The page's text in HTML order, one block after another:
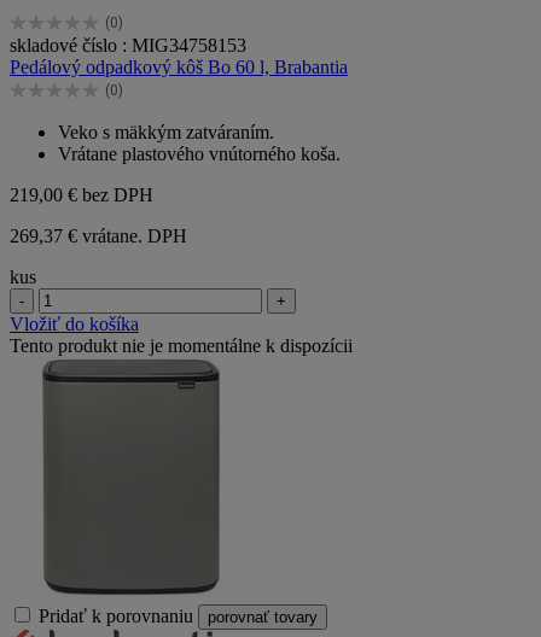
(0)
0.0
z
5
hviezdičiek.
skladové číslo : MIG34758153
Pedálový odpadkový kôš Bo 60 l, Brabantia
(0)
0.0
hviezdičiek.
Veko s mäkkým zatváraním.
Vrátane plastového vnútorného koša.
219,00 € bez DPH
269,37 € vrátane. DPH
kus
- +
Vložiť do košíka
Tento produkt nie je momentálne k dispozícii
Pridať k porovnaniu porovnať tovary